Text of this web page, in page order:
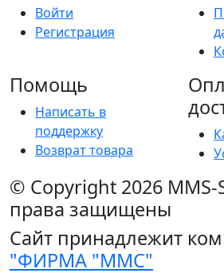
Войти
Регистрация
Помощь
Написать в
поддержку
Возврат товара
© Copyright 2026 MMS-
права защищены
Сайт принадлежит
"ФИРМА "ММС"